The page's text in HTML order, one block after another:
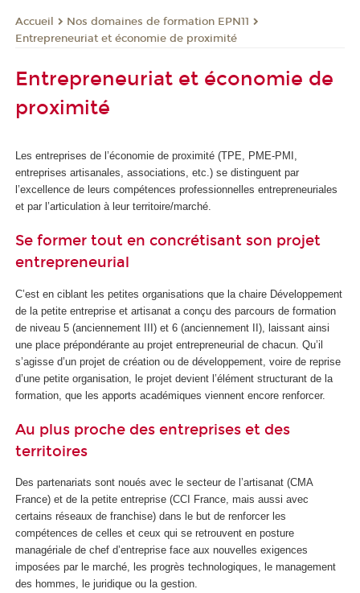
Accueil
Nos domaines de formation EPN11
Entrepreneuriat et économie de proximité
Entrepreneuriat et économie de
proximité
Les entreprises de l’économie de proximité (TPE, PME-PMI,
entreprises artisanales, associations, etc.) se distinguent par
l’excellence de leurs compétences professionnelles entrepreneuriales
et par l’articulation à leur territoire/marché.
Se former tout en concrétisant son projet
entrepreneurial
C’est en ciblant les petites organisations que la chaire Développement
de la petite entreprise et artisanat a conçu des parcours de formation
de niveau 5 (anciennement III) et 6 (anciennement II), laissant ainsi
une place prépondérante au projet entrepreneurial de chacun. Qu’il
s’agisse d’un projet de création ou de développement, voire de reprise
d’une petite organisation, le projet devient l’élément structurant de la
formation, que les apports académiques viennent encore renforcer.
Au plus proche des entreprises et des
territoires
Des partenariats sont noués avec le secteur de l’artisanat (CMA
France) et de la petite entreprise (CCI France, mais aussi avec
certains réseaux de franchise) dans le but de renforcer les
compétences de celles et ceux qui se retrouvent en posture
managériale de chef d’entreprise face aux nouvelles exigences
imposées par le marché, les progrès technologiques, le management
des hommes, le juridique ou la gestion.